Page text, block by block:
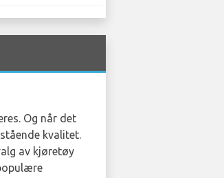
Og når det
kvalitet.
av kjøretøy